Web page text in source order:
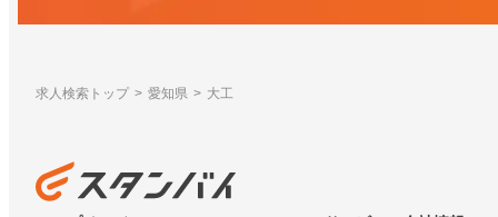
求人検索トップ 愛知県 大工